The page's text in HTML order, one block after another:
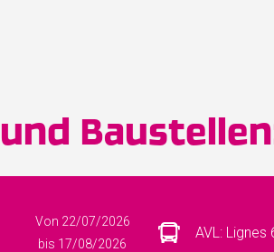
Von 22/07/2026
bis 17/08/2026
AVL: